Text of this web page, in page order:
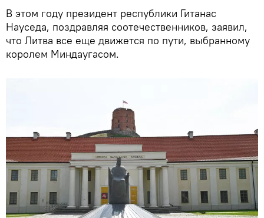
В этом году президент республики Гитанас
Науседа, поздравляя соотечественников, заявил,
что Литва все еще движется по пути, выбранному
королем Миндаугасом.